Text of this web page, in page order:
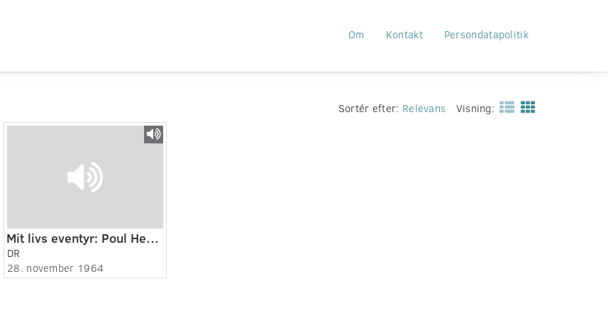
Om Kontakt Persondatapolitik
Sortér efter: Relevans Visning:
Mit livs eventyr: Poul Henningsen (1:3)
DR
28. november 1964